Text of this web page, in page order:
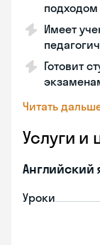
Имеет
Готовит
экзаменам
Читать
Услуги и
Английский
Уроки